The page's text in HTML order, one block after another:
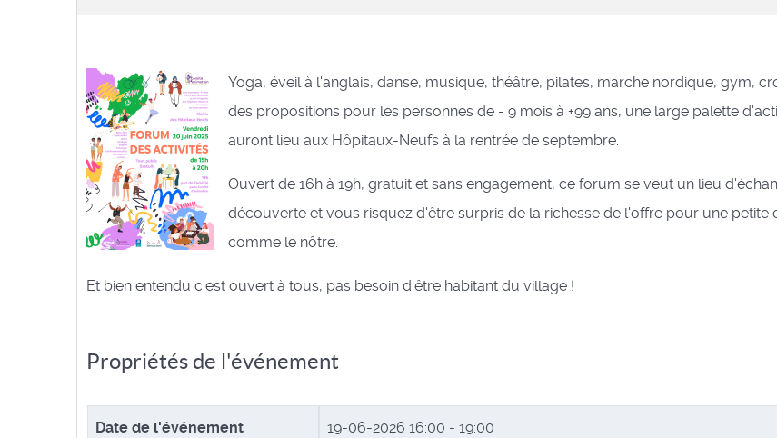
Yoga, éveil à l'anglais, danse, musique, théâtre, pilates, marche nordique, gym,
des propositions pour les personnes de - 9 mois à +99 ans, une large palette
auront lieu aux Hôpitaux-Neufs à la rentrée de septembre.
Ouvert de 16h à 19h, gratuit et sans engagement, ce forum se veut un lieu
découverte et vous risquez d'être surpris de la richesse de l'offre pour une petite
comme le nôtre.
Et bien entendu c'est ouvert à tous, pas besoin d'être habitant du village !
Propriétés de l'événement
Date de l'événement 19-06-2026 16:00 - 19:00